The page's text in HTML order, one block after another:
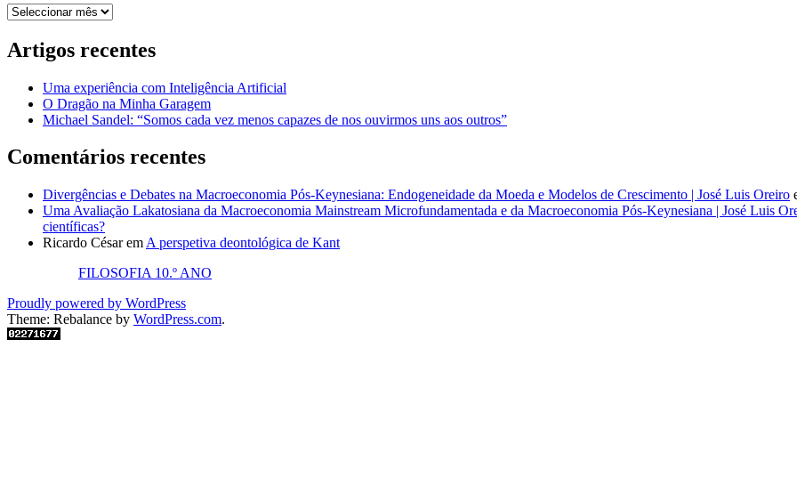
Arquivo
Artigos recentes
Uma experiência com Inteligência Artificial
O Dragão na Minha Garagem
Michael Sandel: “Somos cada vez menos capazes de nos ouvirmos uns aos outros”
Comentários recentes
Divergências e Debates na Macroeconomia Pós-Keynesiana: Endogeneidade da Moeda e Modelos de Crescimento | José Luis Oreiro
Uma Avaliação Lakatosiana da Macroeconomia Mainstream Microfundamentada e da Macroeconomia Pós-Keynesiana | José Luis
científicas?
Ricardo Césarem A perspetiva deontológica de Kant
FILOSOFIA 10.º ANO
Proudly powered by WordPress
Theme: Rebalance by WordPress.com.